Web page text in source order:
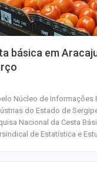
básica em
Núcleo de Informações
do Estado de
Nacional da Cesta
de Estatística e